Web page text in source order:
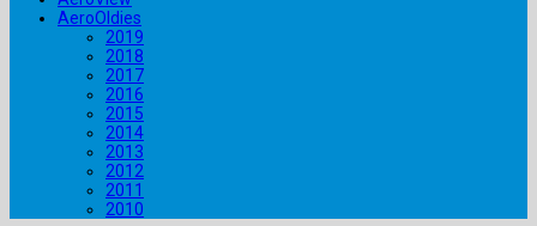
AeroOldies
2019
2018
2017
2016
2015
2014
2013
2012
2011
2010